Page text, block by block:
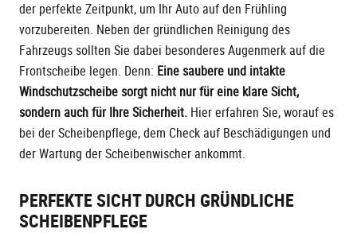
der perfekte Zeitpunkt, um Ihr Auto auf den Frühling
vorzubereiten. Neben der gründlichen Reinigung des
Fahrzeugs sollten Sie dabei besonderes Augenmerk auf die
Frontscheibe legen. Denn: Eine saubere und intakte
Windschutzscheibe sorgt nicht nur für eine klare Sicht,
sondern auch für Ihre Sicherheit. Hier erfahren Sie, worauf es
bei der Scheibenpflege, dem Check auf Beschädigungen und
der Wartung der Scheibenwischer ankommt.
PERFEKTE SICHT DURCH GRÜNDLICHE
SCHEIBENPFLEGE